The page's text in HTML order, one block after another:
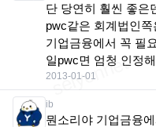
단 당연히 훨씬 좋은
pwc같은 회계법인
기업금융에서 꼭 필
일pwc면 엄청 인정
2013-01-01
ib
뭔소리야 기업금융